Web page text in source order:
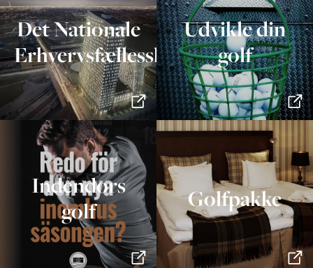
Det Nationale
Erhvervsfællesskab
Udvikle din
golf
Indendørs
golf
Golfpakke